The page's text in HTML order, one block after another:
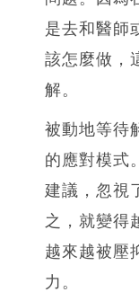
是去和醫師
該怎麼做，
解。
被動地等待
的應對模式
建議，忽視
之，就變得
越來越被壓
力。